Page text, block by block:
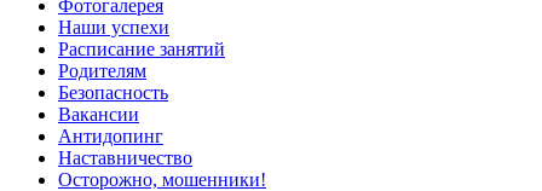
Фотогалерея
Наши успехи
Расписание занятий
Родителям
Безопасность
Вакансии
Антидопинг
Наставничество
Осторожно, мошенники!